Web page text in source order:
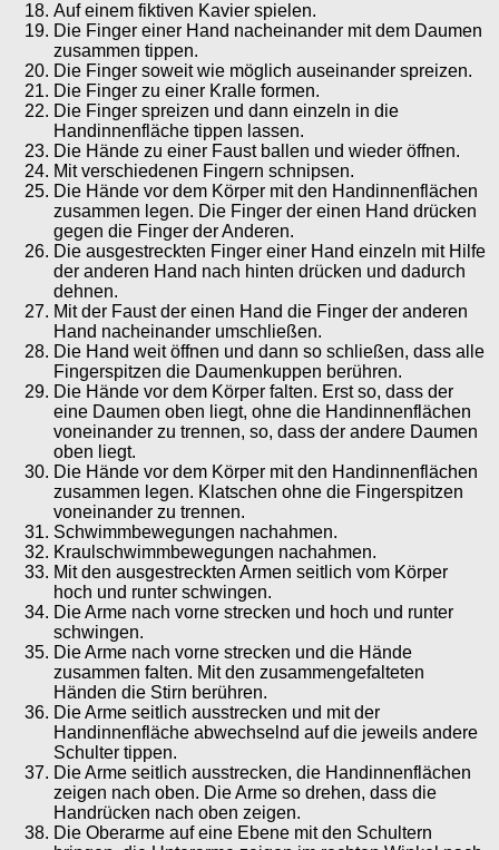
Auf einem fiktiven Kavier spielen.
Die Finger einer Hand nacheinander mit dem Daumen
zusammen tippen.
Die Finger soweit wie möglich auseinander spreizen.
Die Finger zu einer Kralle formen.
Die Finger spreizen und dann einzeln in die
Handinnenfläche tippen lassen.
Die Hände zu einer Faust ballen und wieder öffnen.
Mit verschiedenen Fingern schnipsen.
Die Hände vor dem Körper mit den Handinnenflächen
zusammen legen. Die Finger der einen Hand drücken
gegen die Finger der Anderen.
Die ausgestreckten Finger einer Hand einzeln mit Hilfe
der anderen Hand nach hinten drücken und dadurch
dehnen.
Mit der Faust der einen Hand die Finger der anderen
Hand nacheinander umschließen.
Die Hand weit öffnen und dann so schließen, dass alle
Fingerspitzen die Daumenkuppen berühren.
Die Hände vor dem Körper falten. Erst so, dass der
eine Daumen oben liegt, ohne die Handinnenflächen
voneinander zu trennen, so, dass der andere Daumen
oben liegt.
Die Hände vor dem Körper mit den Handinnenflächen
zusammen legen. Klatschen ohne die Fingerspitzen
voneinander zu trennen.
Schwimmbewegungen nachahmen.
Kraulschwimmbewegungen nachahmen.
Mit den ausgestreckten Armen seitlich vom Körper
hoch und runter schwingen.
Die Arme nach vorne strecken und hoch und runter
schwingen.
Die Arme nach vorne strecken und die Hände
zusammen falten. Mit den zusammengefalteten
Händen die Stirn berühren.
Die Arme seitlich ausstrecken und mit der
Handinnenfläche abwechselnd auf die jeweils andere
Schulter tippen.
Die Arme seitlich ausstrecken, die Handinnenflächen
zeigen nach oben. Die Arme so drehen, dass die
Handrücken nach oben zeigen.
Die Oberarme auf eine Ebene mit den Schultern